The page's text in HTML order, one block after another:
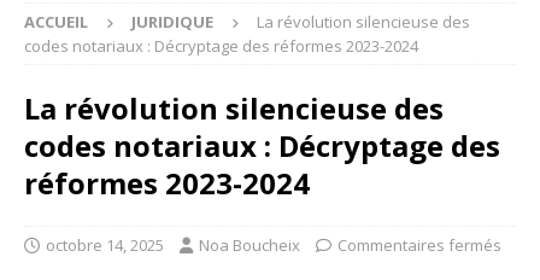
ACCUEIL JURIDIQUE
La révolution silencieuse des
codes notariaux : Décryptage des réformes 2023-2024
La révolution silencieuse des
codes notariaux : Décryptage des
réformes 2023-2024
octobre 14, 2025 Noa Boucheix Commentaires fermés